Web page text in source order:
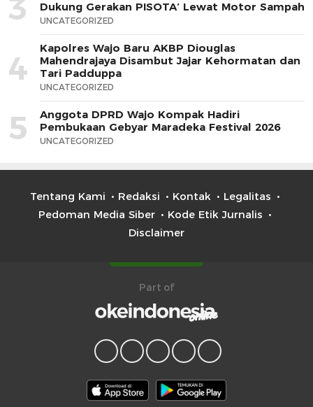
3
Dukung Gerakan PISOTA’ Lewat Motor Sampah
UNCATEGORIZED
4
Kapolres Wajo Baru AKBP Diouglas
Mahendrajaya Disambut Jajar Kehormatan dan
Tari Padduppa
UNCATEGORIZED
5
Anggota DPRD Wajo Kompak Hadiri
Pembukaan Gebyar Maradeka Festival 2026
UNCATEGORIZED
Tentang Kami Redaksi Kontak
Legalitas
Pedoman Media Siber
Kode Etik Jurnalis
Disclaimer
Part of